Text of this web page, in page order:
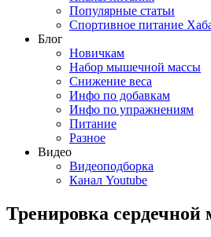
Популярные статьи
Спортивное питание
Блог
Новичкам
Набор мышечной массы
Снижение веса
Инфо по добавкам
Инфо по упражнениям
Питание
Разное
Видео
Видеоподборка
Канал Youtube
Тренировка